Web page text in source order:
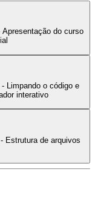
do curso
Limpando o código e
interativo
Estrutura de arquivos